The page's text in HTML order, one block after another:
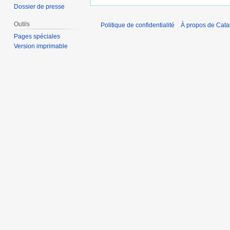
Dossier de presse
Outils
Pages spéciales
Version imprimable
Politique de confidentialité À propos de